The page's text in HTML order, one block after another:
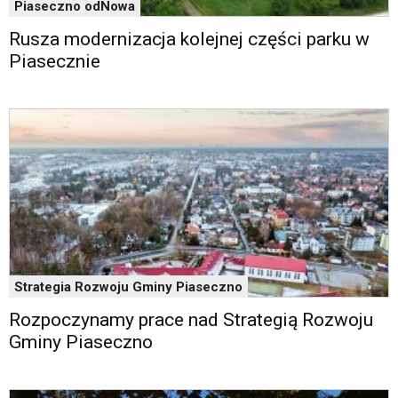
Piaseczno odNowa
Rusza modernizacja kolejnej części parku w
Piasecznie
Strategia Rozwoju Gminy Piaseczno
Rozpoczynamy prace nad Strategią Rozwoju
Gminy Piaseczno